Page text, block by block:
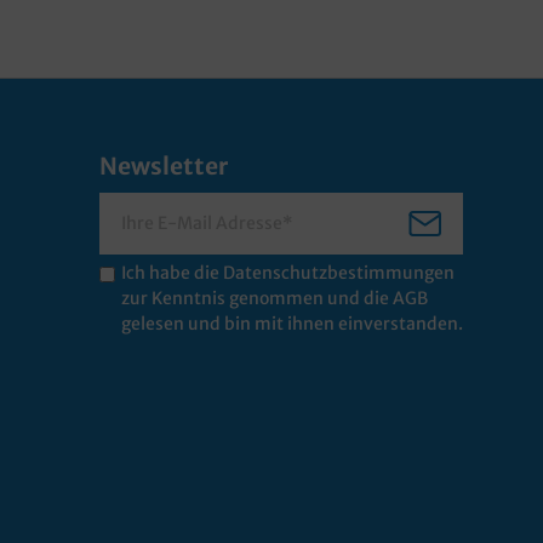
Newsletter
Ich habe die Datenschutzbestimmungen
zur Kenntnis genommen und die AGB
gelesen und bin mit ihnen einverstanden.